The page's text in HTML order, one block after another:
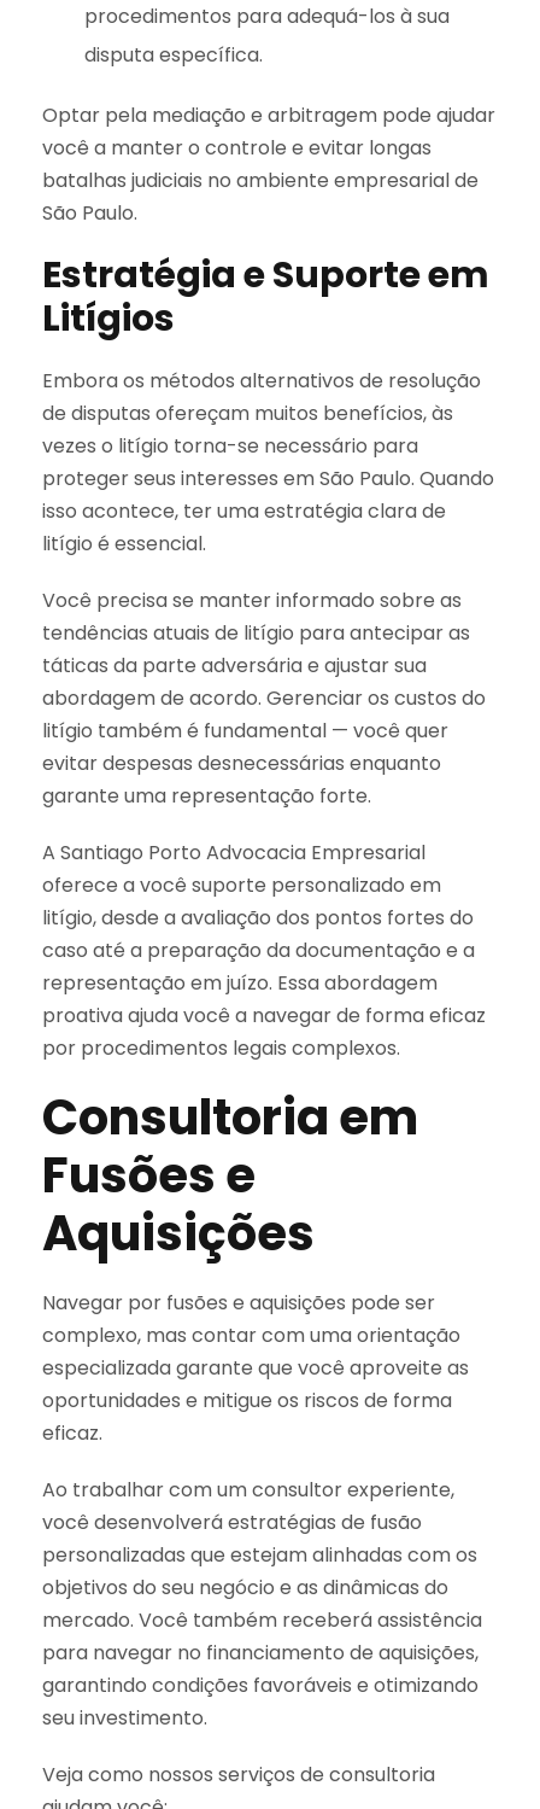
procedimentos para adequá-los à sua
disputa específica.
Optar pela mediação e arbitragem pode ajudar
você a manter o controle e evitar longas
batalhas judiciais no ambiente empresarial de
São Paulo.
Estratégia e Suporte em
Litígios
Embora os métodos alternativos de resolução
de disputas ofereçam muitos benefícios, às
vezes o litígio torna-se necessário para
proteger seus interesses em São Paulo. Quando
isso acontece, ter uma estratégia clara de
litígio é essencial.
Você precisa se manter informado sobre as
tendências atuais de litígio para antecipar as
táticas da parte adversária e ajustar sua
abordagem de acordo. Gerenciar os custos do
litígio também é fundamental — você quer
evitar despesas desnecessárias enquanto
garante uma representação forte.
A Santiago Porto Advocacia Empresarial
oferece a você suporte personalizado em
litígio, desde a avaliação dos pontos fortes do
caso até a preparação da documentação e a
representação em juízo. Essa abordagem
proativa ajuda você a navegar de forma eficaz
por procedimentos legais complexos.
Consultoria em
Fusões e
Aquisições
Navegar por fusões e aquisições pode ser
complexo, mas contar com uma orientação
especializada garante que você aproveite as
oportunidades e mitigue os riscos de forma
eficaz.
Ao trabalhar com um consultor experiente,
você desenvolverá estratégias de fusão
personalizadas que estejam alinhadas com os
objetivos do seu negócio e as dinâmicas do
mercado. Você também receberá assistência
para navegar no financiamento de aquisições,
garantindo condições favoráveis e otimizando
seu investimento.
Veja como nossos serviços de consultoria